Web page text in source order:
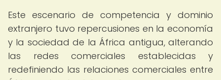
Este escenario de competencia y dominio
extranjero tuvo repercusiones en la economía
y la sociedad de la África antigua, alterando
las redes comerciales establecidas y
redefiniendo las relaciones comerciales entre